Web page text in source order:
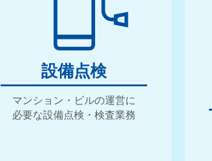
CROSS TALK
設備点検
マンション・ビルの運営に
必要な設備点検・検査業務